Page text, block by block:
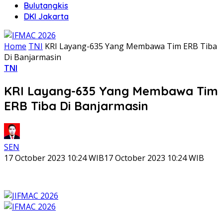
Bulutangkis
DKI Jakarta
Home TNI KRI Layang-635 Yang Membawa Tim ERB Tiba
Di Banjarmasin
TNI
KRI Layang-635 Yang Membawa Tim
ERB Tiba Di Banjarmasin
SEN
17 October 2023 10:24 WIB17 October 2023 10:24 WIB